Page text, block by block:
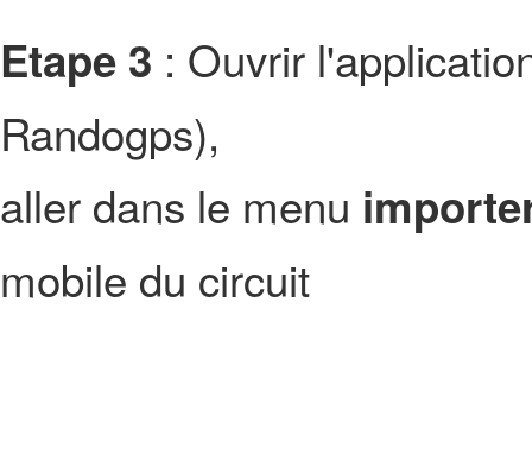
Etape 3 : Ouvrir
Randogps),
aller dans le menu
mobile du circuit